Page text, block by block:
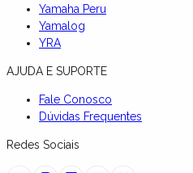
Yamaha Peru
Yamalog
YRA
AJUDA E SUPORTE
Fale Conosco
Dúvidas Frequentes
Redes Sociais